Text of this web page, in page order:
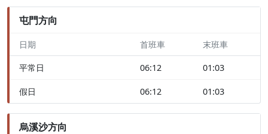
屯門方向
日期 首班車 末班車
平常日 06:12 01:03
假日 06:12 01:03
烏溪沙方向